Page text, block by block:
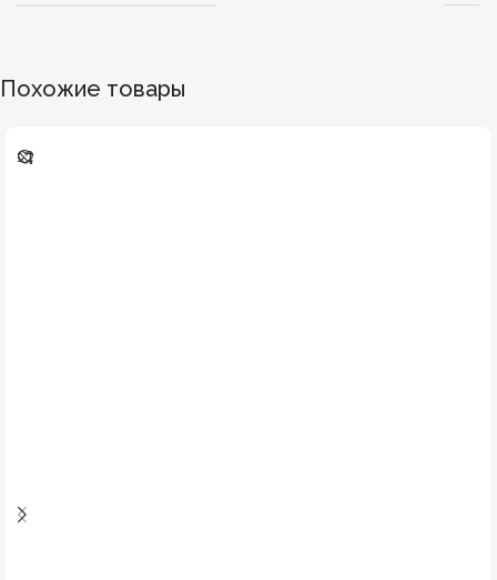
Похожие товары